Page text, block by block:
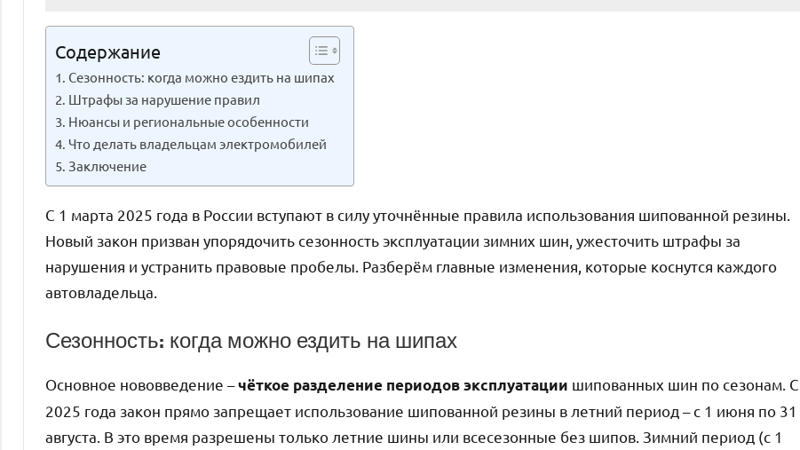
Содержание
Сезонность: когда можно ездить на шипах
Штрафы за нарушение правил
Нюансы и региональные особенности
Что делать владельцам электромобилей
Заключение
С 1 марта 2025 года в России вступают в силу уточнённые правила использования шипованной резины.
Новый закон призван упорядочить сезонность эксплуатации зимних шин, ужесточить штрафы за
нарушения и устранить правовые пробелы. Разберём главные изменения, которые коснутся каждого
автовладельца.
Сезонность: когда можно ездить на шипах
Основное нововведение –чёткое разделение периодов эксплуатации шипованных шин по сезонам. С
2025 года закон прямо запрещает использование шипованной резины в летний период – с 1 июня по 31
августа. В это время разрешены только летние шины или всесезонные без шипов. Зимний период (с 1